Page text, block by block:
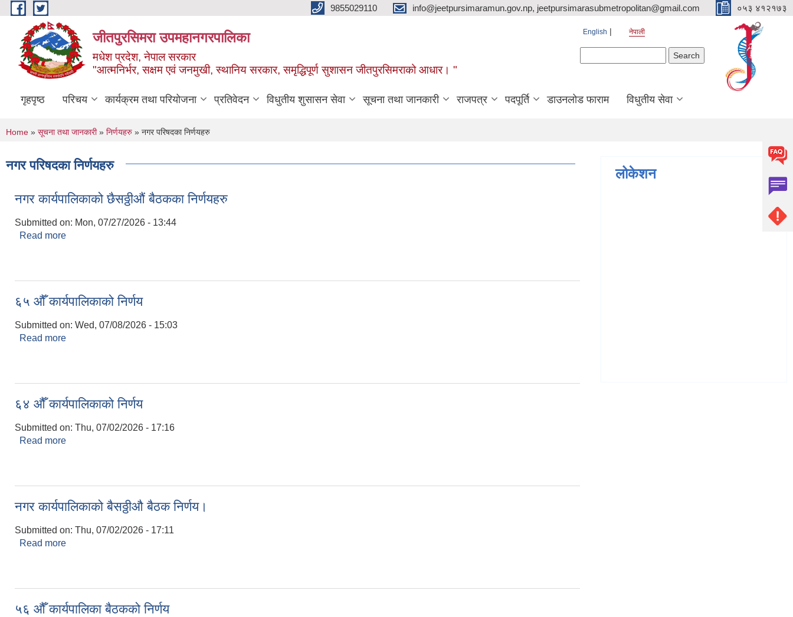
Skip to main content 9855029110 info@jeetpursimaramun.gov.np, jeetpursimarasubmetropolitan@gmail.com ०५३ ४१२१७३
जीतपुरसिमरा उपमहानगरपालिका
मधेश प्रदेश, नेपाल सरकार
"आत्मनिर्भर, सक्षम एवं जनमुखी, स्थानिय सरकार, समृद्धिपूर्ण सुशासन जीतपुरसिमराको आधार। "
English नेपाली
गृहपृष्ठ परिचय कार्यक्रम तथा परियोजना प्रतिवेदन विधुतीय शुसासन सेवा सूचना तथा जानकारी राजपत्र पदपूर्ति डाउनलोड फाराम विधुतीय सेवा
You are here
Home » सूचना तथा जानकारी» निर्णयहरु » नगर परिषदका निर्णयहरु
नगर परिषदका निर्णयहरु
नगर कार्यपालिकाको छैसठ्ठीऔं बैठकका निर्णयहरु
Submitted on: Mon, 07/27/2026 - 13:44
Read more
६५ औँ कार्यपालिकाको निर्णय
Submitted on: Wed, 07/08/2026 - 15:03
Read more
६४ औँ कार्यपालिकाको निर्णय
Submitted on: Thu, 07/02/2026 - 17:16
Read more
नगर कार्यपालिकाको बैसठ्ठीऔ बैठक निर्णय।
Submitted on: Thu, 07/02/2026 - 17:11
Read more
५६ औँ कार्यपालिका बैठकको निर्णय
लोकेशन